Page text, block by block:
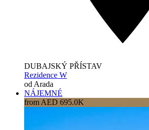
DUBAJSKÝ PŘÍSTAV
Rezidence W
od Arada
NÁJEMNÉ
from AED 695.0K